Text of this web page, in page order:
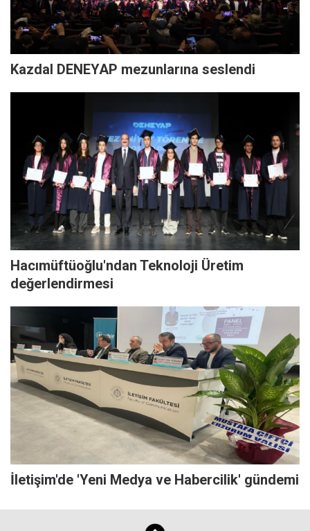
Kazdal DENEYAP mezunlarına seslendi
Hacımüftüoğlu'ndan Teknoloji Üretim
değerlendirmesi
İletişim'de 'Yeni Medya ve Habercilik' gündemi